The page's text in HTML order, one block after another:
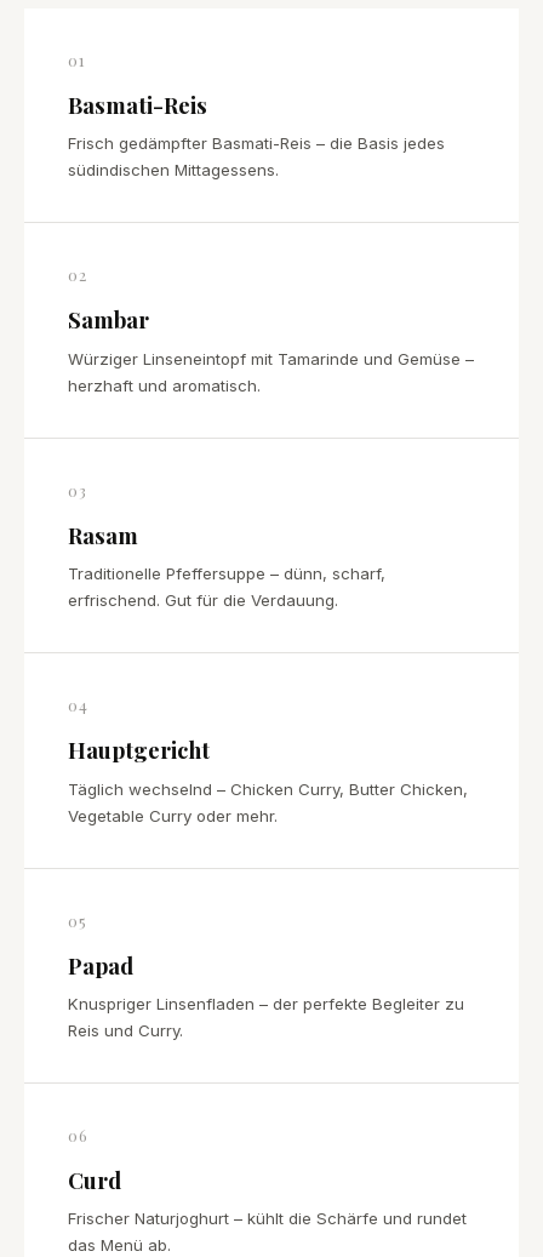
01
Basmati-Reis
Frisch gedämpfter Basmati-Reis – die Basis jedes
südindischen Mittagessens.
02
Sambar
Würziger Linseneintopf mit Tamarinde und Gemüse –
herzhaft und aromatisch.
03
Rasam
Traditionelle Pfeffersuppe – dünn, scharf,
erfrischend. Gut für die Verdauung.
04
Hauptgericht
Täglich wechselnd – Chicken Curry, Butter Chicken,
Vegetable Curry oder mehr.
05
Papad
Knuspriger Linsenfladen – der perfekte Begleiter zu
Reis und Curry.
06
Curd
Frischer Naturjoghurt – kühlt die Schärfe und rundet
das Menü ab.